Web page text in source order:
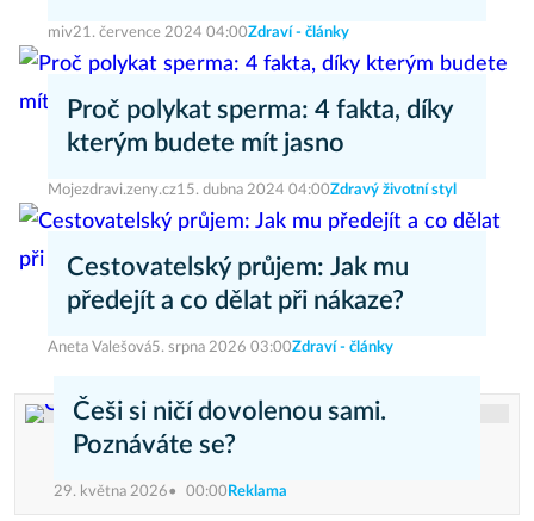
miv21. července 2024 04:00Zdraví - články
Proč polykat sperma: 4 fakta, díky
kterým budete mít jasno
Mojezdravi.zeny.cz15. dubna 2024 04:00Zdravý životní styl
Cestovatelský průjem: Jak mu
předejít a co dělat při nákaze?
Aneta Valešová5. srpna 2026 03:00Zdraví - články
Češi si ničí dovolenou sami.
Poznáváte se?
29. května 2026 00:00 Reklama